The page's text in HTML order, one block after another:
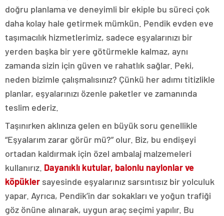
doğru planlama ve deneyimli bir ekiple bu süreci çok
daha kolay hale getirmek mümkün. Pendik evden eve
taşımacılık hizmetlerimiz, sadece eşyalarınızı bir
yerden başka bir yere götürmekle kalmaz, aynı
zamanda sizin için güven ve rahatlık sağlar. Peki,
neden bizimle çalışmalısınız? Çünkü her adımı titizlikle
planlar, eşyalarınızı özenle paketler ve zamanında
teslim ederiz.
Taşınırken aklınıza gelen en büyük soru genellikle
“Eşyalarım zarar görür mü?” olur. Biz, bu endişeyi
ortadan kaldırmak için özel ambalaj malzemeleri
kullanırız. Dayanıklı kutular, balonlu naylonlar ve
köpükler sayesinde eşyalarınız sarsıntısız bir yolculuk
yapar. Ayrıca, Pendik’in dar sokakları ve yoğun trafiği
göz önüne alınarak, uygun araç seçimi yapılır. Bu